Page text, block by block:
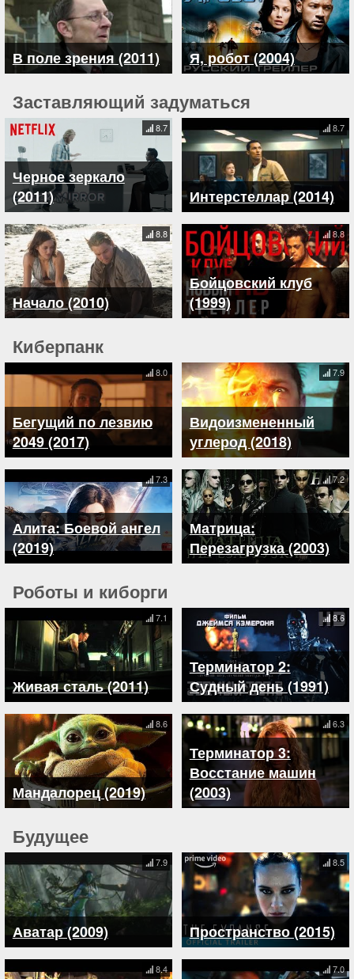
В поле зрения (2011) Я, робот (2004)
Заставляющий задуматься
Черное зеркало
(2011)
8.7
Интерстеллар (2014)
8.7
Начало (2010)
8.8
Бойцовский клуб
(1999)
8.8
Киберпанк
Бегущий по лезвию
2049 (2017)
8.0
Видоизмененный
углерод (2018)
7.9
Алита: Боевой ангел
(2019)
7.3
Матрица:
Перезагрузка (2003)
7.2
Роботы и киборги
Живая сталь (2011)
7.1
Терминатор 2:
Судный день (1991)
8.6
Мандалорец (2019)
8.6
Терминатор 3:
Восстание машин
(2003)
6.3
Будущее
Аватар (2009)
7.9
Пространство (2015)
8.5
8.4 7.0